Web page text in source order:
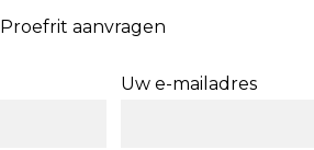
Proefrit aanvragen
Uw e-mailadres